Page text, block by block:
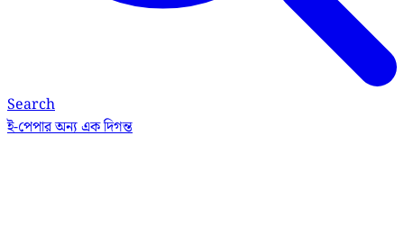
Search
ই-পেপারঅন্য এক দিগন্ত